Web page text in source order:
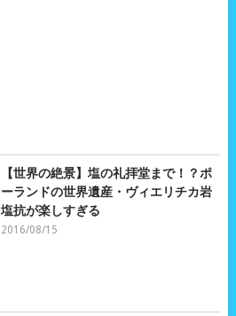
【世界の絶景】塩の礼拝堂まで！？ポ
ーランドの世界遺産・ヴィエリチカ岩
塩抗が楽しすぎる
2016/08/15